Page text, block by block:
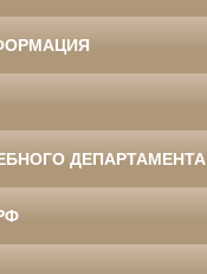
ДЕПАРТАМЕНТА